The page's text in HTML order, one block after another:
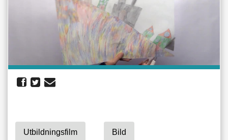
Utbildningsfilm Bild